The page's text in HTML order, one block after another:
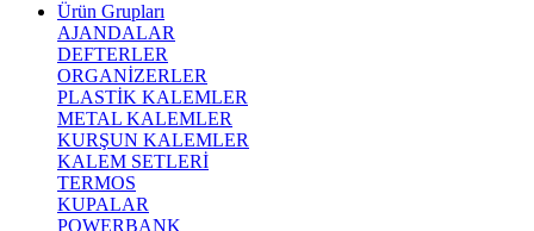
Ürün Grupları
AJANDALAR
DEFTERLER
ORGANİZERLER
PLASTİK KALEMLER
METAL KALEMLER
KURŞUN KALEMLER
KALEM SETLERİ
TERMOS
KUPALAR
POWERBANK